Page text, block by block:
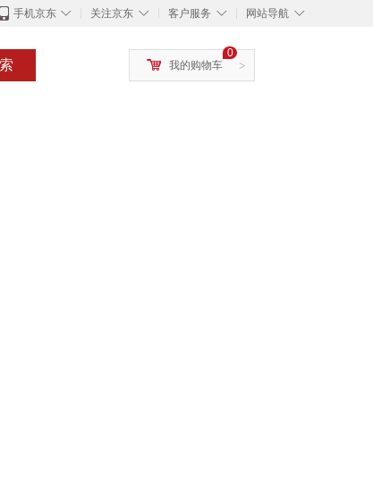
◇
手机京东 ◇
关注京东 ◇
客户服务 ◇
网站导航
>
0
我的购物车